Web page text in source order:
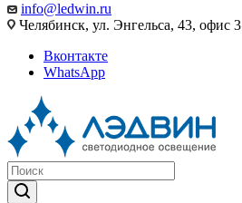
info@ledwin.ru
Челябинск, ул. Энгельса, 43, офис 3
Вконтакте
WhatsApp